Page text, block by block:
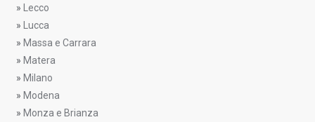
»
Lecco
»
Lucca
» Massa e Carrara
» Matera
» Milano
» Modena
» Monza e Brianza